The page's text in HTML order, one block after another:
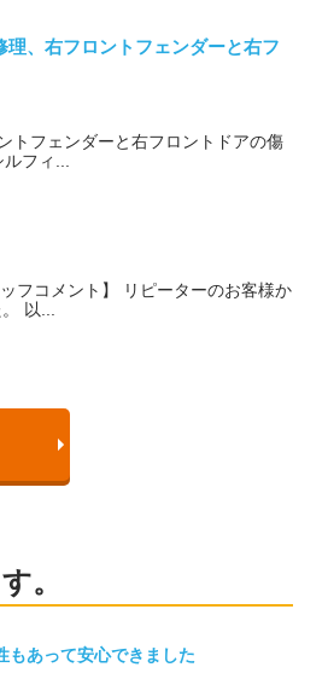
理、右フロントフェンダーと右フ
トフェンダーと右フロントドアの傷
フィ...
フコメント】 リピーターのお客様か
以...
。
もあって安心できました